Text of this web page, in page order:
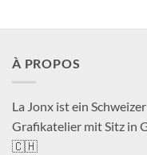
À PROPOS
La Jonx ist ein Schweizer
Grafikatelier mit Sitz in
🇨🇭